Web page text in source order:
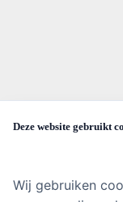
Deze website gebruikt
Wij gebruiken